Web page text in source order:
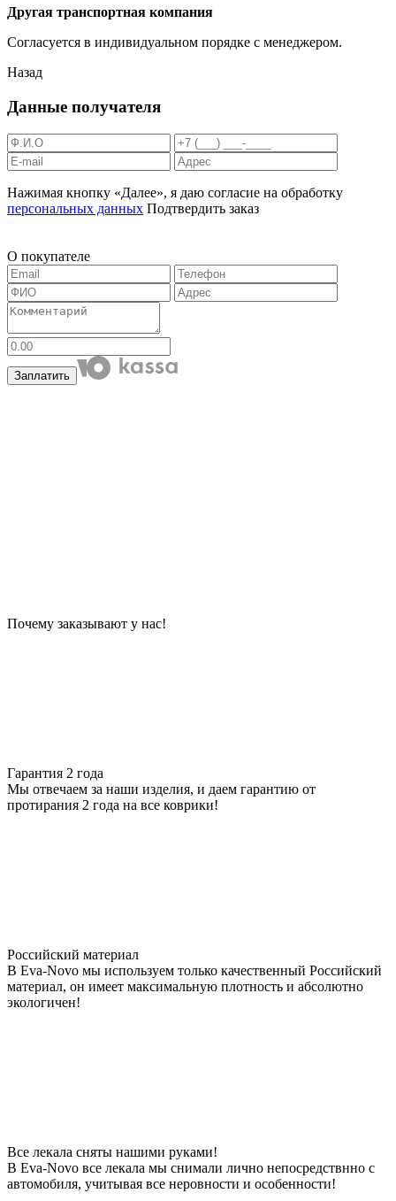
Другая транспортная компания
Согласуется в индивидуальном порядке с менеджером.
Назад
Данные получателя
Нажимая кнопку «Далее», я даю согласие на обработку
персональных данных Подтвердить заказ
О покупателе
Заплатить
Почему заказывают у нас!
Гарантия 2 года
Мы отвечаем за наши изделия, и даем гарантию от
протирания 2 года на все коврики!
Российский материал
В Eva-Novo мы используем только качественный Российский
материал, он имеет максимальную плотность и абсолютно
экологичен!
Все лекала сняты нашими руками!
В Eva-Novo все лекала мы снимали лично непосредствнно с
автомобиля, учитывая все неровности и особенности!